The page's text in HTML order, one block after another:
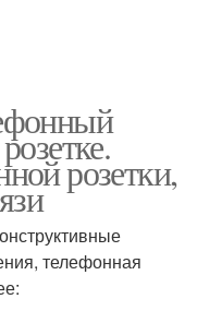
розетки,
телефонная